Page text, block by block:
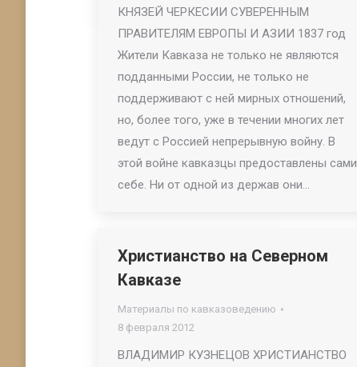
КНЯЗЕЙ ЧЕРКЕСИИ СУВЕРЕННЫМ
ПРАВИТЕЛЯМ ЕВРОПЫ И АЗИИ 1837 год
Жители Кавказа не только не являются
подданными России, не только не
поддерживают с ней мирных отношений,
но, более того, уже в течении многих лет
ведут с Россией непрерывную войну. В
этой войне кавказцы предоставлены сами
себе. Ни от одной из держав они…
Христианство на Северном
Кавказе
Материалы по кавказоведению
8 февраля 2012
ВЛАДИМИР КУЗНЕЦОВ ХРИСТИАНСТВО